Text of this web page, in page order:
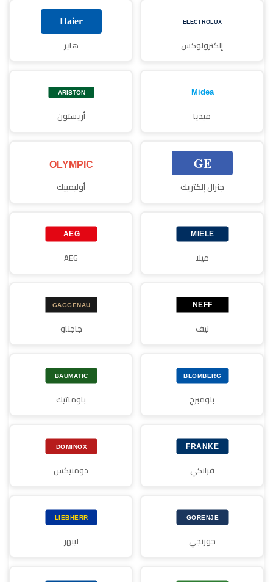
إلكترولوكس هاير
ميديا أريستون
جنرال إلكتريك أوليمبيك
ميلا AEG
نيف جاجناو
بلومبرج باوماتيك
فرانكي دومنيكس
جورنجي ليبهر